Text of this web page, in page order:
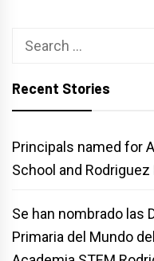
Search
Recent Stories
Principals named for
School and
Se han nombrado las
Primaria del Mundo